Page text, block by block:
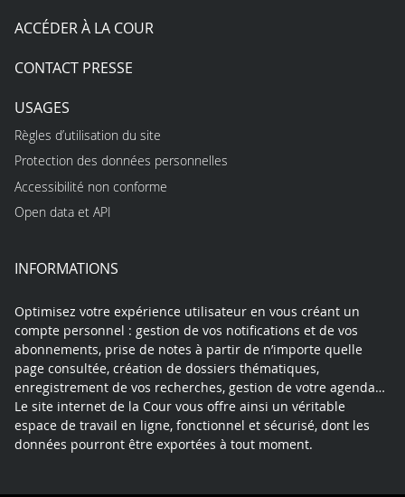
ACCÉDER À LA COUR
CONTACT PRESSE
USAGES
Règles d’utilisation du site
Protection des données personnelles
Accessibilité non conforme
Open data et API
INFORMATIONS
Optimisez votre expérience utilisateur en vous créant un
compte personnel : gestion de vos notifications et de vos
abonnements, prise de notes à partir de n’importe quelle
page consultée, création de dossiers thématiques,
enregistrement de vos recherches, gestion de votre agenda…
Le site internet de la Cour vous offre ainsi un véritable
espace de travail en ligne, fonctionnel et sécurisé, dont les
données pourront être exportées à tout moment.